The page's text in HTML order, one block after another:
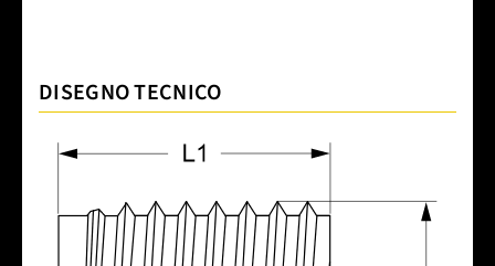
DISEGNO TECNICO